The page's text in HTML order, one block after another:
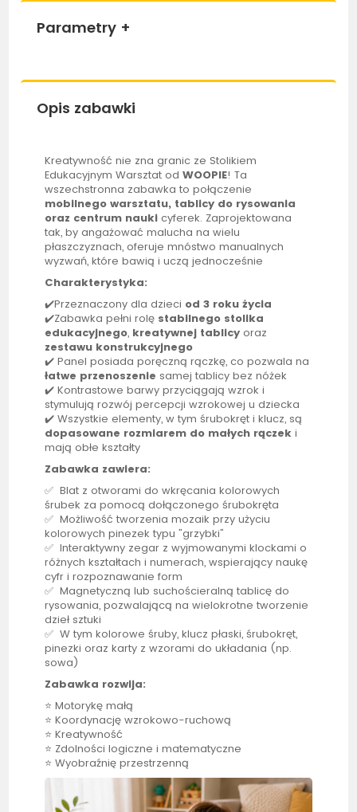
Parametry +
Opis zabawki
Kreatywność nie zna granic ze Stolikiem
EdukacyjnymWarsztat odWOOPIE! Ta
wszechstronna zabawka to połączenie
mobilnego warsztatu, tablicy do rysowania
oraz centrum nauki cyferek. Zaprojektowana
tak, by angażować malucha na wielu
płaszczyznach, oferuje mnóstwo manualnych
wyzwań, które bawią i uczą jednocześnie
Charakterystyka:
✔️Przeznaczony dla dzieci od 3 roku życia
✔️Zabawka pełni rolę stabilnego stolika
edukacyjnego, kreatywnej tablicy oraz
zestawu konstrukcyjnego
✔️ Panel posiada poręczną rączkę, co pozwala na
łatwe przenoszenie samejtablicy bez nóżek
✔️ Kontrastowe barwy przyciągają wzrok i
stymulują rozwój percepcji wzrokowej u dziecka
✔️ Wszystkie elementy, w tym śrubokręt i klucz, są
dopasowane rozmiarem do małych rączek i
mają obłe kształty
Zabawka zawiera:
✅ Blat z otworami do wkręcania kolorowych
śrubek za pomocą dołączonego śrubokręta
✅ Możliwość tworzenia mozaik przy użyciu
kolorowych pinezek typu "grzybki"
✅ Interaktywny zegar z wyjmowanymi klockami o
różnych kształtach i numerach, wspierający naukę
cyfr i rozpoznawanie form
✅ Magnetyczną lub suchościeralnątablicę do
rysowania, pozwalającą na wielokrotne tworzenie
dzieł sztuki
✅ W tym kolorowe śruby, klucz płaski, śrubokręt,
pinezki oraz karty z wzorami do układania (np.
sowa)
Zabawka rozwija:
⭐ Motorykę małą
⭐ Koordynację wzrokowo-ruchową
⭐ Kreatywność
⭐ Zdolności logiczne i matematyczne
⭐ Wyobraźnię przestrzenną